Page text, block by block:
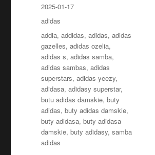
Opublikowano
2025-01-17
Kategorie
adidas
Tagi
addia,addidas,adidas,adidas
gazelles,adidas ozelia,
adidas s,adidas samba,
adidas sambas,adidas
superstars,adidas yeezy,
adidasa,adidasy superstar,
butu adidas damskie,buty
adidas,buty adidas damskie,
buty adidasa,buty adidasa
damskie,buty adidasy,samba
adidas